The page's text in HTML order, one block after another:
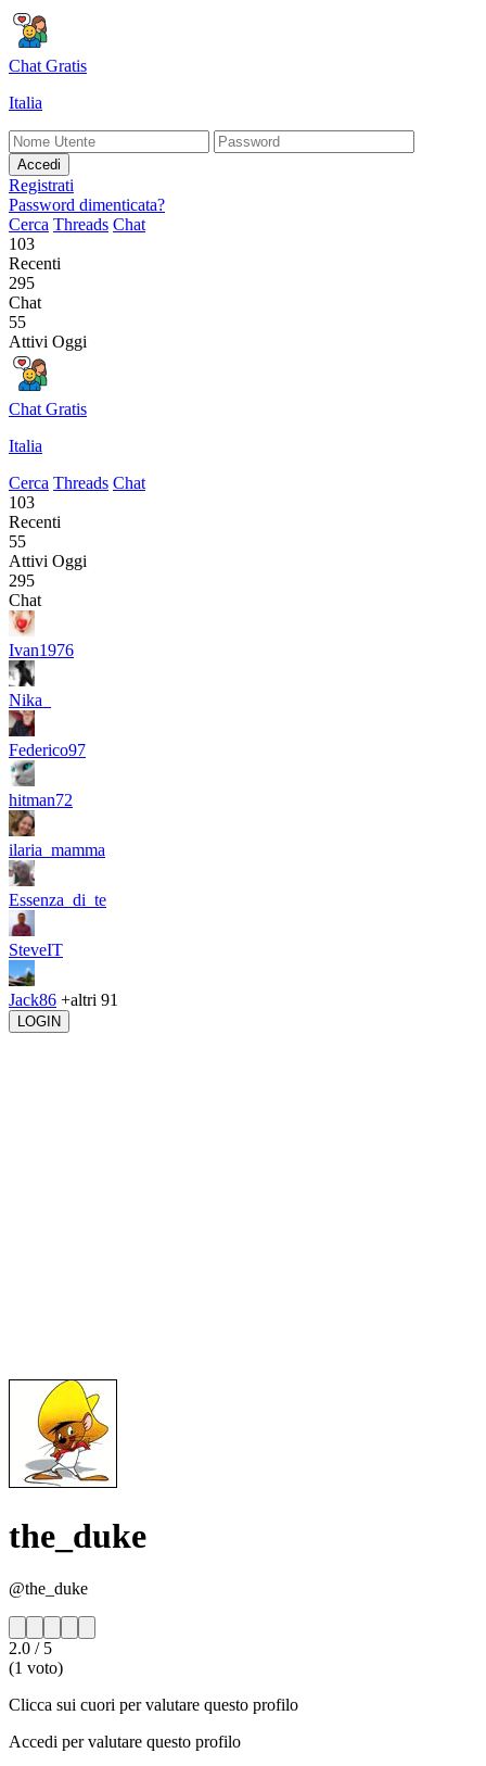
Chat Gratis
Italia
Accedi
Registrati
Password dimenticata?
Cerca Threads Chat
103
Recenti
295
Chat
55
Attivi Oggi
Chat Gratis
Italia
Cerca Threads Chat
103
Recenti
55
Attivi Oggi
295
Chat
Ivan1976
Nika_
Federico97
hitman72
ilaria_mamma
Essenza_di_te
SteveIT
Jack86 +altri 91
LOGIN
the_duke
@the_duke
2.0 / 5
(1 voto)
Clicca sui cuori per valutare questo profilo
Accedi per valutare questo profilo